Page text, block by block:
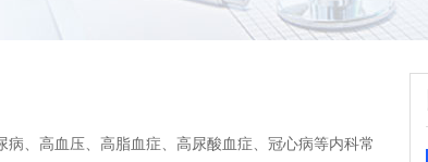
、高血压、高脂血症、高尿酸血症、冠心病等内科常